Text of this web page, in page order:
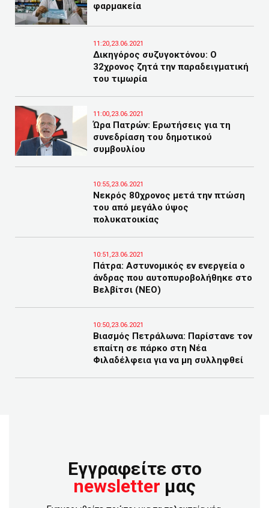
φαρμακεία
11:20,23.06.2021
Δικηγόρος συζυγοκτόνου: Ο
32χρονος ζητά την παραδειγματική
του τιμωρία
11:00,23.06.2021
Ώρα Πατρών: Ερωτήσεις για τη
συνεδρίαση του δημοτικού
συμβουλίου
10:55,23.06.2021
Νεκρός 80χρονος μετά την πτώση
του από μεγάλο ύψος
πολυκατοικίας
10:51,23.06.2021
Πάτρα: Αστυνομικός εν ενεργεία ο
άνδρας που αυτοπυροβολήθηκε στο
Βελβίτσι (ΝΕΟ)
10:50,23.06.2021
Βιασμός Πετράλωνα: Παρίστανε τον
επαίτη σε πάρκο στη Νέα
Φιλαδέλφεια για να μη συλληφθεί
Εγγραφείτε στο
newsletter μας